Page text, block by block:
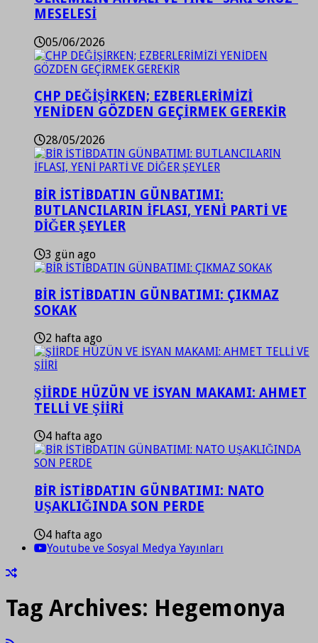
MESELESİ
05/06/2026
CHP DEĞİŞİRKEN; EZBERLERİMİZİ
YENİDEN GÖZDEN GEÇİRMEK GEREKİR
28/05/2026
BİR İSTİBDATIN GÜNBATIMI:
BUTLANCILARIN İFLASI, YENİ PARTİ VE
DİĞER ŞEYLER
3 gün ago
BİR İSTİBDATIN GÜNBATIMI: ÇIKMAZ
SOKAK
2 hafta ago
ŞİİRDE HÜZÜN VE İSYAN MAKAMI: AHMET
TELLİ VE ŞİİRİ
4 hafta ago
BİR İSTİBDATIN GÜNBATIMI: NATO
UŞAKLIĞINDA SON PERDE
4 hafta ago
Youtube ve Sosyal Medya Yayınları
Tag Archives: Hegemonya